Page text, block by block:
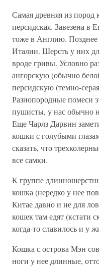
Самая древняя из
персидская. Завезена в
тоже в Англию. Позднее
Италии. Шерсть у них
вроде гривы. Условно
ангорскую (обычно
персидскую (темно-
Разнопородные помеси
пушисты, у нас обычно
Еще Чарлз Дарвин
кошки с голубыми
сказать, что
все самки.
К группе
кошка (нередко у нее
Китае давно и не для
кошек там едят (кстати
когда-то славилось и у
Кошка с острова Мэн
ноги у нее длинные,